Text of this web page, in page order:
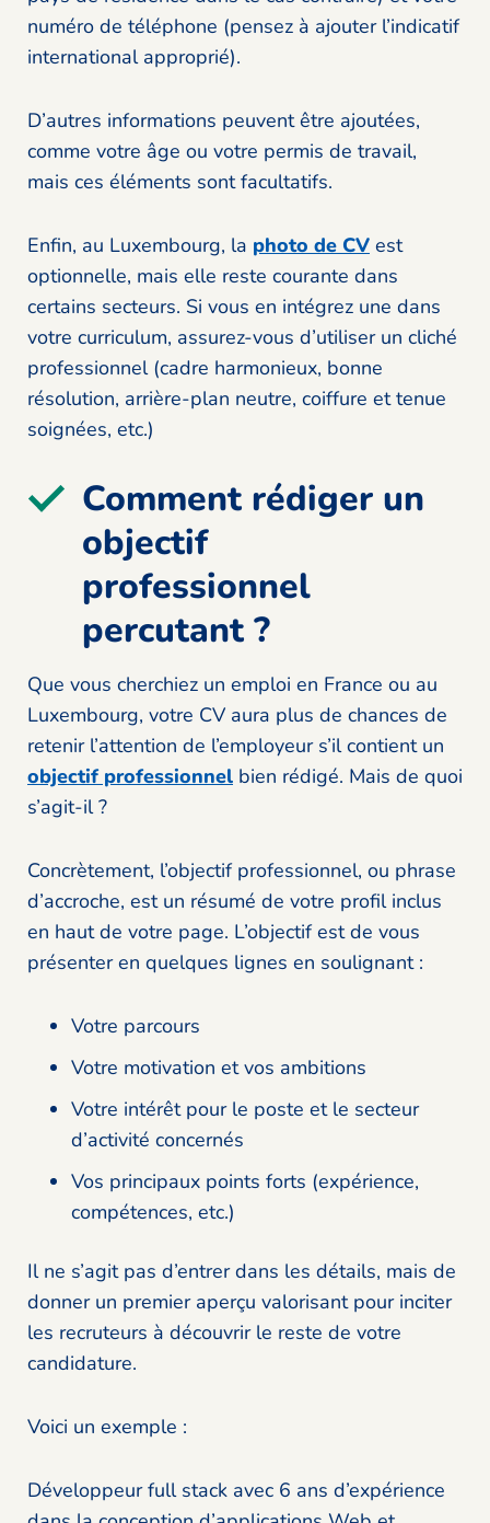
numéro de téléphone (pensez à ajouter l’indicatif
international approprié).
D’autres informations peuvent être ajoutées,
comme votre âge ou votre permis de travail,
mais ces éléments sont facultatifs.
Enfin, au Luxembourg, la photo de CV est
optionnelle, mais elle reste courante dans
certains secteurs. Si vous en intégrez une dans
votre curriculum, assurez-vous d’utiliser un cliché
professionnel (cadre harmonieux, bonne
résolution, arrière-plan neutre, coiffure et tenue
soignées, etc.)
Comment rédiger un
objectif
professionnel
percutant ?
Que vous cherchiez un emploi en France ou au
Luxembourg, votre CV aura plus de chances de
retenir l’attention de l’employeur s’il contient un
objectif professionnel bien rédigé. Mais de quoi
s’agit-il ?
Concrètement, l’objectif professionnel, ou phrase
d’accroche, est un résumé de votre profil inclus
en haut de votre page. L’objectif est de vous
présenter en quelques lignes en soulignant :
Votre parcours
Votre motivation et vos ambitions
Votre intérêt pour le poste et le secteur
d’activité concernés
Vos principaux points forts (expérience,
compétences, etc.)
Il ne s’agit pas d’entrer dans les détails, mais de
donner un premier aperçu valorisant pour inciter
les recruteurs à découvrir le reste de votre
candidature.
Voici un exemple :
Développeur full stack avec 6 ans d’expérience